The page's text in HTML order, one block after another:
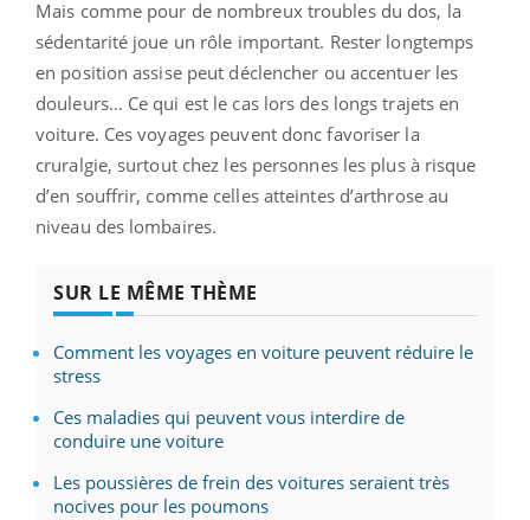
Mais comme pour de nombreux troubles du dos, la
sédentarité joue un rôle important. Rester longtemps
en position assise peut déclencher ou accentuer les
douleurs… Ce qui est le cas lors des longs trajets en
voiture. Ces voyages peuvent donc favoriser la
cruralgie, surtout chez les personnes les plus à risque
d’en souffrir, comme celles atteintes d’arthrose au
niveau des lombaires.
SUR LE MÊME THÈME
Comment les voyages en voiture peuvent réduire le
stress
Ces maladies qui peuvent vous interdire de
conduire une voiture
Les poussières de frein des voitures seraient très
nocives pour les poumons